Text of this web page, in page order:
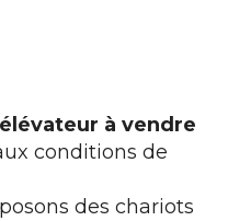
à vendre
conditions de
des chariots